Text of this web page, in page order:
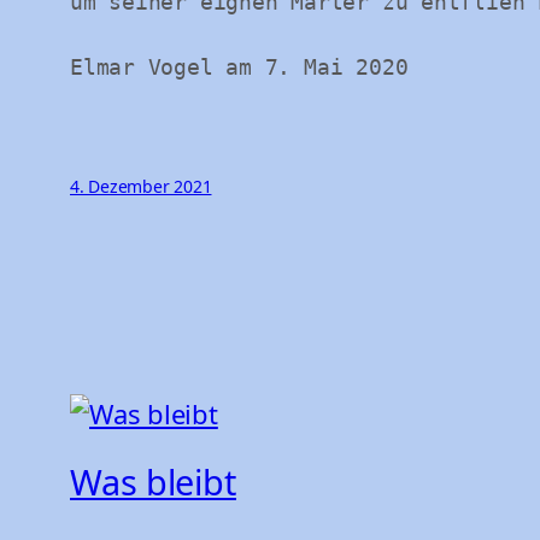
Elmar Vogel am 7. Mai 2020
4. Dezember 2021
Was bleibt